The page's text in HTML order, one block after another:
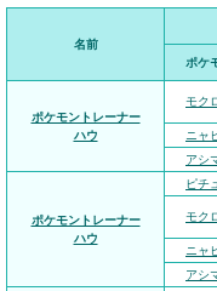
名前
ポケ
ポケモントレーナー
ハウ
モク
ニャ
アシ
ポケモントレーナー
ハウ
ピチ
モク
ニャ
アシ